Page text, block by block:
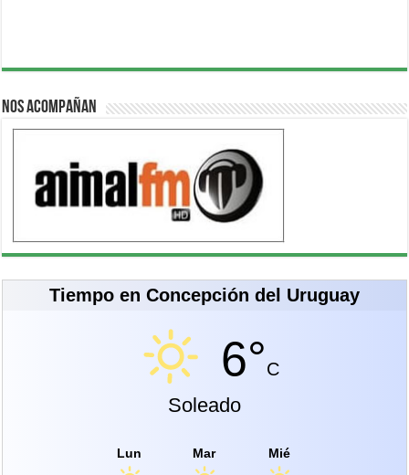
Nos acompañan
Tiempo en Concepción del Uruguay
6°C
Soleado
Lun Mar Mié